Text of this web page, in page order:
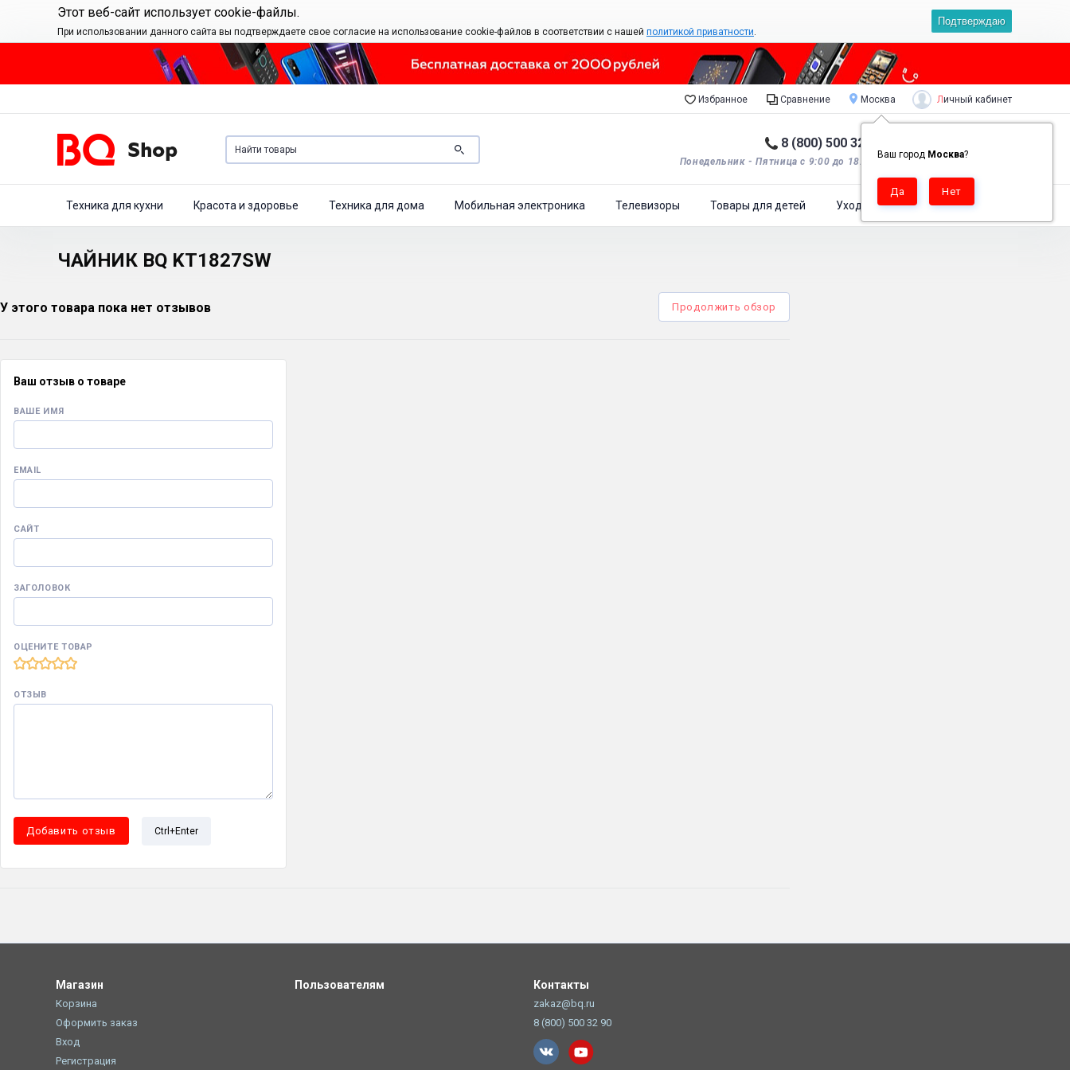
Этот веб-сайт использует cookie-файлы.
При использовании данного сайта вы подтверждаете свое согласие на использование cookie-файлов в соответствии с нашей политикой приватности.
Подтверждаю
Избранное Сравнение Москва
Ваш город Москва?
Личный кабинет
8 (800) 500 32 90
Понедельник - Пятница с 9:00 до 18:00*.
0 Корзина пуста
Техника для кухни Красота и здоровье Техника для дома Мобильная электроника Телевизоры Товары для детей Уход за одеждой
ЧАЙНИК BQ KT1827SW
Продолжить обзор
У этого товара пока нет отзывов
Ваш отзыв о товаре
ВАШЕ ИМЯ
EMAIL
САЙТ
ЗАГОЛОВОК
ОЦЕНИТЕ ТОВАР
ОТЗЫВ
Ctrl+Enter
Магазин
Корзина
Оформить заказ
Вход
Регистрация
Пользователям Контакты
zakaz@bq.ru
8 (800) 500 32 90